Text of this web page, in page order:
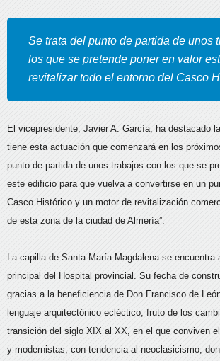
Se trata del punto de partida de unos
los que se pretende poner en valor
revitalizar todo el entorno del Casco
El vicepresidente, Javier A. García, ha destacado
tiene esta actuación que comenzará en los
punto de partida de unos trabajos con los que se
este edificio para que vuelva a convertirse en un
Casco Histórico y un motor de revitalización
de esta zona de la ciudad de Almería”.
La capilla de Santa María Magdalena se encuentra
principal del Hospital provincial. Su fecha de
gracias a la beneficiencia de Don Francisco de
lenguaje arquitectónico ecléctico, fruto de los
transición del siglo XIX al XX, en el que conviven
y modernistas, con tendencia al neoclasicismo,